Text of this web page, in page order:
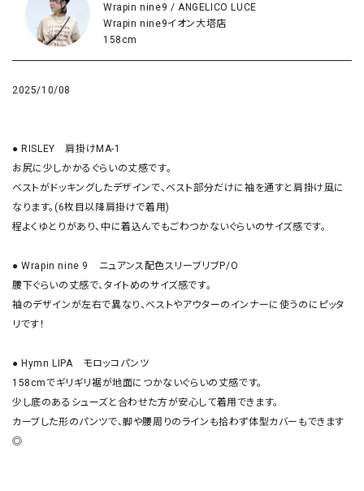
Wrapin nine9 / ANGELICO LUCE
Wrapin nine9イオン大塔店
158cm
2025/10/08
● RISLEY　肩掛けMA-1
お尻に少しかかるぐらいの丈感です。
ベストがドッキングしたデザインで、ベスト部分だけに袖を通すと肩掛け風に
なります。(6枚目以降肩掛けで着用)
程よくゆとりがあり、中に着込んでもごわつかないぐらいのサイズ感です。
● Wrapin nine 9　ニュアンス配色スリーブリブP/O
腰下ぐらいの丈感で、タイトめのサイズ感です。
袖のデザインが左右で異なり、ベストやアウターのインナーに使うのにピッタ
リです！
● Hymn LIPA　モロッコパンツ
158cmでギリギリ裾が地面につかないぐらいの丈感です。
少し底のあるシューズと合わせた方が安心して着用できます。
カーブした形のパンツで、脚や腰周りのラインも拾わず体型カバーもできます
◎